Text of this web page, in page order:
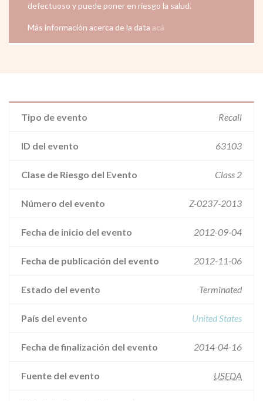
defectuoso y puede poner en riesgo la salud.
Más información acerca de la data acá
Tipo de evento Recall
ID del evento 63103
Clase de Riesgo del Evento Class 2
Número del evento Z-0237-2013
Fecha de inicio del evento 2012-09-04
Fecha de publicación del evento 2012-11-06
Estado del evento Terminated
País del evento United States
Fecha de finalización del evento 2014-04-16
Fuente del evento USFDA